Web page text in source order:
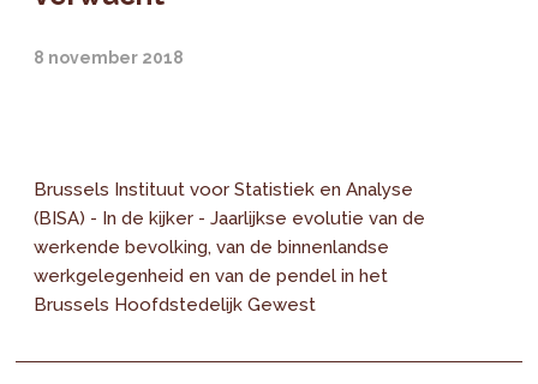
8 november 2018
Brussels Instituut voor Statistiek en Analyse
(BISA) - In de kijker - Jaarlijkse evolutie van de
werkende bevolking, van de binnenlandse
werkgelegenheid en van de pendel in het
Brussels Hoofdstedelijk Gewest